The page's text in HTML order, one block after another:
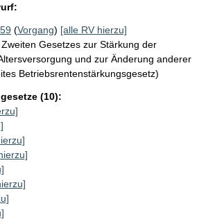
(Vorgang) [alle RV hierzu]
Gesetzes zur Stärkung der
und zur Änderung anderer
Betriebsrentenstärkungsgesetz)
(10):